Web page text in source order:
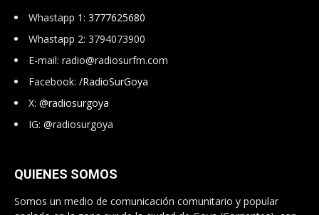
Whastapp 1: 3777625680
Whastapp 2: 3794073900
E-mail: radio@radiosurfm.com
Facebook: /RadioSurGoya
X: @radiosurgoya
IG: @radiosurgoya
QUIENES SOMOS
Somos un medio de comunicación comunitario y popular